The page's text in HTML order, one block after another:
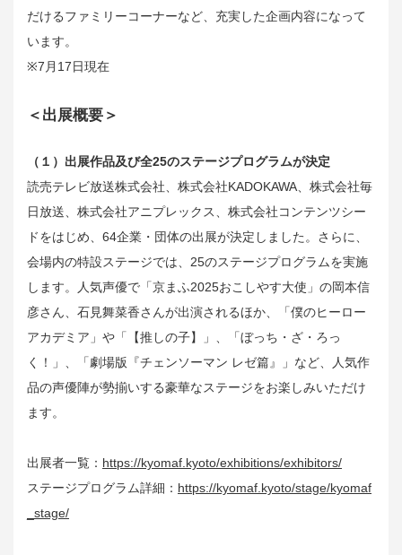
だけるファミリーコーナーなど、充実した企画内容になって
います。
※7月17日現在
＜出展概要＞
（１）出展作品及び全25のステージプログラムが決定
読売テレビ放送株式会社、株式会社KADOKAWA、株式会社毎
日放送、株式会社アニプレックス、株式会社コンテンツシー
ドをはじめ、64企業・団体の出展が決定しました。さらに、
会場内の特設ステージでは、25のステージプログラムを実施
します。人気声優で「京まふ2025おこしやす大使」の岡本信
彦さん、石見舞菜香さんが出演されるほか、「僕のヒーロー
アカデミア」や「【推しの子】」、「ぼっち・ざ・ろっ
く！」、「劇場版『チェンソーマン レゼ篇』」など、人気作
品の声優陣が勢揃いする豪華なステージをお楽しみいただけ
ます。
出展者一覧： https://kyomaf.kyoto/exhibitions/exhibitors/
ステージプログラム詳細： https://kyomaf.kyoto/stage/kyomaf
_stage/